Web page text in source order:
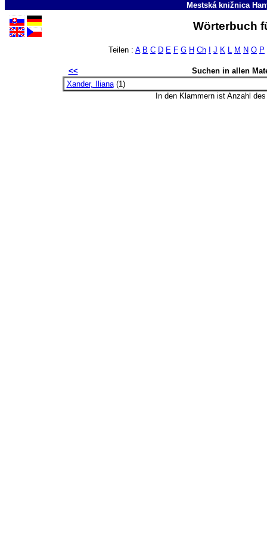
Mestská knižnica
Wörterbuch
Teilen : A B C D E F G H Ch J K L M N O P
<<
Suchen in allen
Xander, Iliana(1)
In den Klammern ist Anzahl